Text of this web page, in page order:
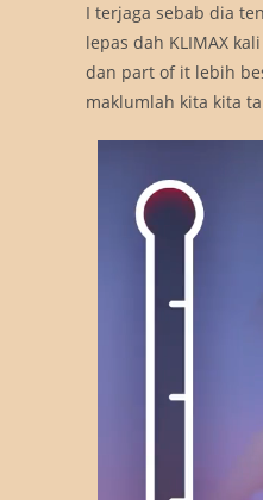
I terjaga sebab dia
lepas dah KLIMAX
dan part of it lebih
maklumlah kita kita